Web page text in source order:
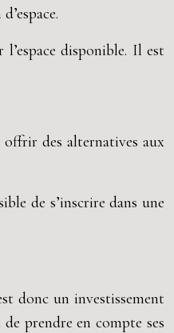
disponible. Il est
offrir des alternatives aux
de s’inscrire dans une
donc un investissement
prendre en compte ses